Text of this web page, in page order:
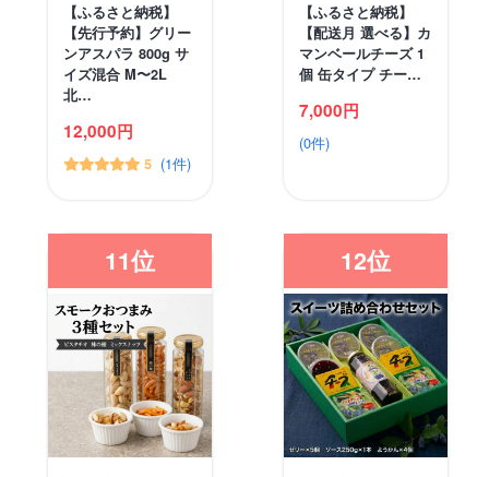
【ふるさと納税】
【先行予約】グリー
ンアスパラ 800g サ
イズ混合 M〜2L
北…
12,000円
5 (1件)
【ふるさと納税】
【配送月 選べる】カ
マンベールチーズ 1
個 缶タイプ チー…
7,000円
(0件)
11位 12位